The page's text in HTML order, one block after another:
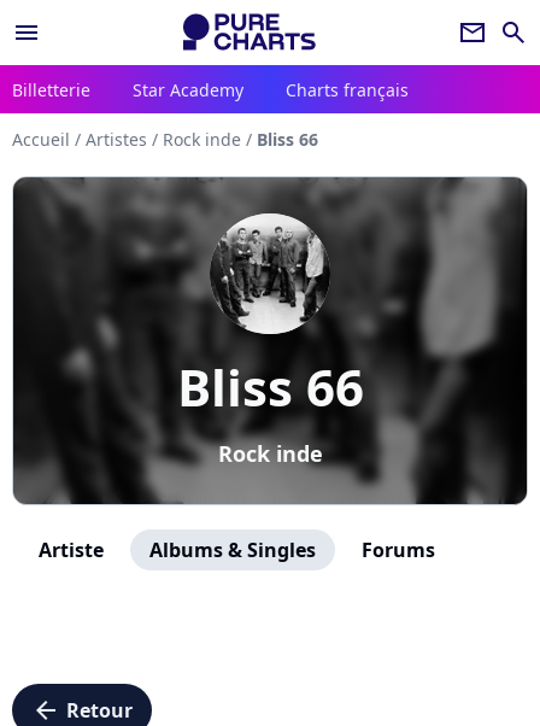
menu newsletter search
Billetterie Star Academy Charts français
Accueil / Artistes / Rock inde / Bliss 66
Bliss 66
Rock inde
Artiste Albums & Singles Forums
arrow_left Retour